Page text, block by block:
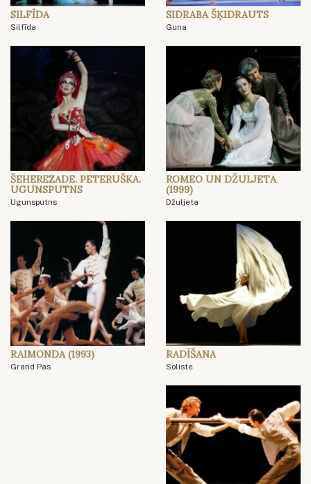
SILFĪDA
Silfīda
SIDRABA ŠĶIDRAUTS
Guna
ŠEHEREZADE. PETERUŠKA.
UGUNSPUTNS
Ugunsputns
ROMEO UN DŽULJETA
(1999)
Džuljeta
RAIMONDA (1993)
Grand Pas
RADĪŠANA
Soliste